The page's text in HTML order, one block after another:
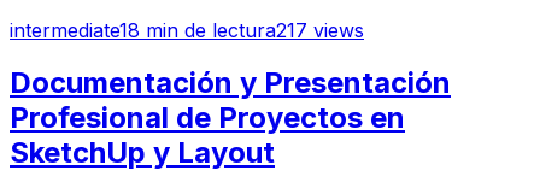
intermediate18 min de lectura217 views
Documentación y Presentación
Profesional de Proyectos en
SketchUp y Layout